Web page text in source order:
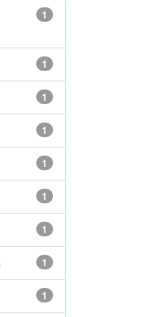
1
1
1
1
1
1
1
1
1